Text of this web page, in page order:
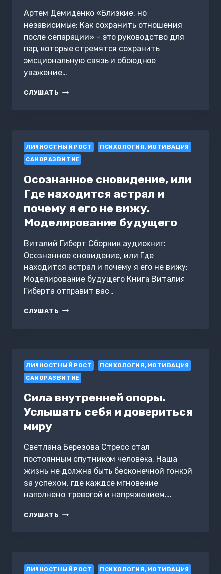
Артем Демиденко «Близкие, но
независимые: Как сохранить отношения
после сепарации» – это руководство для
пар, которые стремятся сохранить
эмоциональную связь и обоюдное
уважение…
СЛУШАТЬ БЛИЗКИЕ,
ПОСЛЕ
СЕПАРАЦИИ
ЛИЧНОСТНЫЙ РОСТ
ПСИХОЛОГИЯ, МОТИВАЦИЯ
САМОРАЗВИТИЕ
Осознанное сновидение, или
Где находится астрал и
почему я его не вижу.
Моделирование будущего
Виталий Гиберт Сборник аудиокниг:
Осознанное сновидение, или Где
находится астрал и почему я его не вижу;
Моделирование будущего Книга Виталия
Гиберта отправит вас…
СЛУШАТЬ ОСОЗНАННОЕ
И
ПОЧЕМУ
Я
ЕГО
НЕ
ВИЖУ.
ЛИЧНОСТНЫЙ РОСТ
ПСИХОЛОГИЯ, МОТИВАЦИЯ
САМОРАЗВИТИЕ
Сила внутренней опоры.
Услышать себя и довериться
миру
Светлана Березова Стресс стал
постоянным спутником человека. Наша
жизнь не должна быть бесконечной гонкой
за успехом, где каждое мгновение
наполнено тревогой и напряжением….
СЛУШАТЬ СИЛА
ДОВЕРИТЬСЯ
ЛИЧНОСТНЫЙ РОСТ
ПСИХОЛОГИЯ, МОТИВАЦИЯ